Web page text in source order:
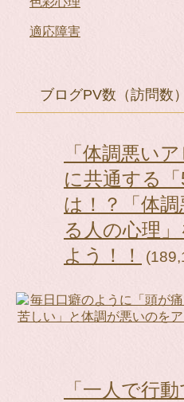
適応障害
ブログPV数（訪問数
「体調悪い
に共通する
は！？「体
る人の心理
よう！！
「一人で行